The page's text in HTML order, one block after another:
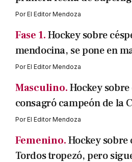
PorEl Editor Mendoza
Fase 1.Hockey sobre
mendocina, se pone en
PorEl Editor Mendoza
Masculino.Hockey
consagró campeón de la
PorEl Editor Mendoza
Femenino.Hockey sobre
Tordos tropezó, pero